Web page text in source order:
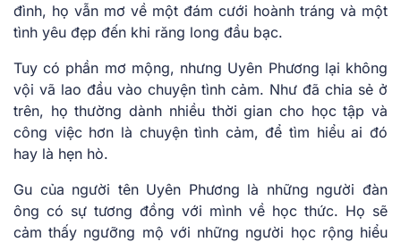
đình, họ vẫn mơ về một đám cưới hoành tráng và một
tình yêu đẹp đến khi răng long đầu bạc.
Tuy có phần mơ mộng, nhưng Uyên Phương lại không
vội vã lao đầu vào chuyện tình cảm. Như đã chia sẻ ở
trên, họ thường dành nhiều thời gian cho học tập và
công việc hơn là chuyện tình cảm, để tìm hiểu ai đó
hay là hẹn hò.
Gu của người tên Uyên Phương là những người đàn
ông có sự tương đồng với mình về học thức. Họ sẽ
cảm thấy ngưỡng mộ với những người học rộng hiểu